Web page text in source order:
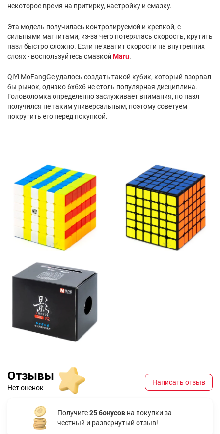
некоторое время на притирку, настройку и смазку.
Эта модель получилась контролируемой и крепкой, с
сильными магнитами, из-за чего потерялась скорость, крутить
пазл быстро сложно. Если не хватит скорости на внутренних
слоях - воспользуйтесь смазкой Maru.
QiYi MoFangGe удалось создать такой кубик, который взорвал
бы рынок, однако 6х6х6 не столь популярная дисциплина.
Головоломка определенно заслуживает внимания, но пазл
получился не таким универсальным, поэтому советуем
покрутить его перед покупкой.
Отзывы
Нет оценок
Написать отзыв
Получите25 бонусов на покупки за
честный и развернутый отзыв!